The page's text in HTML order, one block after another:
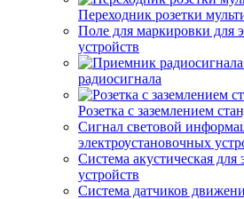
Переходник розетки
Поле для маркировки для
устройств
радиосигнала
Розетка с заземлением
Сигнал световой
электроустановочных
Система акустическая для
устройств
Система датчиков